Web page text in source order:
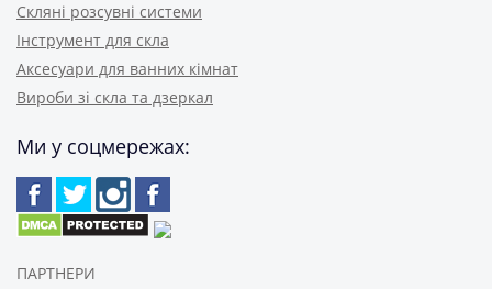
Скляні розсувні системи
Інструмент для скла
Аксесуари для ванних кімнат
Вироби зі скла та дзеркал
Ми у соцмережах:
ПАРТНЕРИ